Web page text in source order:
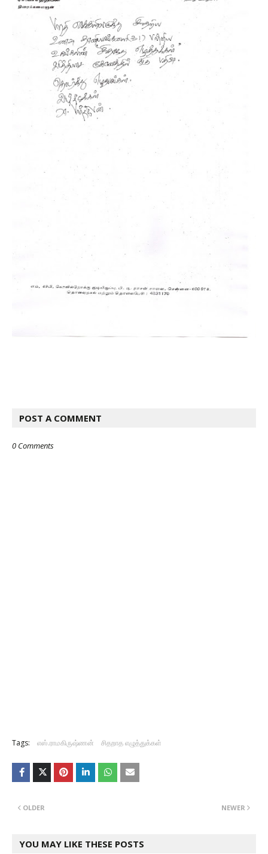
POST A COMMENT
0 Comments
Tags: எஸ்.ராமகிருஷ்ணன் சிதறாத எழுத்துக்கள்
NEWER
OLDER
YOU MAY LIKE THESE POSTS